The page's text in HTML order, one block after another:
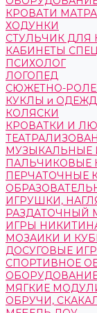
КРОВАТИ
ХОДУНКИ
СТУЛЬЧИК ДЛЯ
КАБИНЕТЫ
ПСИХОЛОГ
ЛОГОПЕД
СЮЖЕТНО-
КУКЛЫ и
КОЛЯСКИ
КРОВАТКИ И
МУЗЫКАЛЬНЫЕ
ПАЛЬЧИКОВЫЕ
ПЕРЧАТОЧНЫЕ
ИГРУШКИ,
РАЗДАТОЧНЫЙ
ИГРЫ
МОЗАИКИ И
ДОСУГОВЫЕ
СПОРТИВНОЕ
МЯГКИЕ
ОБРУЧИ,